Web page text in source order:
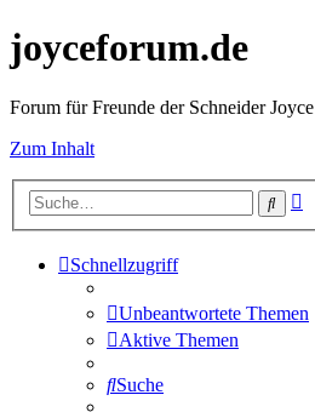
joyceforum.de
Forum für Freunde der Schneider Joyce
Zum Inhalt
Suche
Schnellzugriff
Unbeantwortete Themen
Aktive Themen
Suche